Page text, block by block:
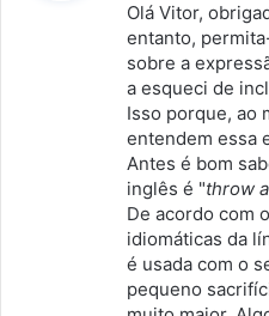
Olá Vitor,
entanto,
sobre a
a esqueci de
Isso porque, ao
entendem essa
Antes é bom
inglês é "throw
De acordo com
idiomáticas da
é usada com o
pequeno